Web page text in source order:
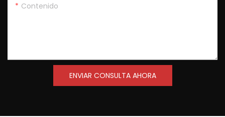
Contenido
ENVIAR CONSULTA AHORA